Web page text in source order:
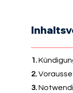
1.
2.
3.